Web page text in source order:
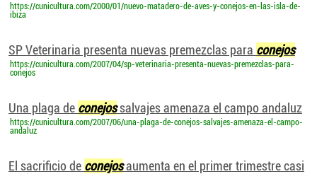
https://cunicultura.com/2000/01/nuevo-matadero-de-aves-y-conejos-en-las-isla-de-
ibiza
SP Veterinaria presenta nuevas premezclas para conejos
https://cunicultura.com/2007/04/sp-veterinaria-presenta-nuevas-premezclas-para-
conejos
Una plaga de conejossalvajes amenaza el campo andaluz
https://cunicultura.com/2007/06/una-plaga-de-conejos-salvajes-amenaza-el-campo-
andaluz
El sacrificio de conejosaumenta en el primer trimestre casi